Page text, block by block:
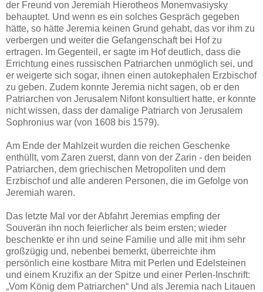
der Freund von Jeremiah Hierotheos Monemvasiysky
behauptet. Und wenn es ein solches Gespräch gegeben
hätte, so hätte Jeremia keinen Grund gehabt, das vor ihm zu
verbergen und weiter die Gefangenschaft bei Hof zu
ertragen. Im Gegenteil, er sagte im Hof ​​deutlich, dass die
Errichtung eines russischen Patriarchen unmöglich sei, und
er weigerte sich sogar, ihnen einen autokephalen Erzbischof
zu geben. Zudem konnte Jeremia nicht sagen, ob er den
Patriarchen von Jerusalem Nifont konsultiert hatte, er konnte
nicht wissen, dass der damalige Patriarch von Jerusalem
Sophronius war (von 1608 bis 1579).
Am Ende der Mahlzeit wurden die reichen Geschenke
enthüllt, vom Zaren zuerst, dann von der Zarin - den beiden
Patriarchen, dem griechischen Metropoliten und dem
Erzbischof und alle anderen Personen, die im Gefolge von
Jeremiah waren.
Das letzte Mal vor der Abfahrt Jeremias empfing der
Souverän ihn noch feierlicher als beim ersten; wieder
beschenkte er ihn und seine Familie und alle mit ihm sehr
großzügig und, nebenbei bemerkt, überreichte ihm
persönlich eine kostbare Mitra mit Perlen und Edelsteinen
und einem Kruzifix an der Spitze und einer Perlen-Inschrift:
„Vom König dem Patriarchen“ Und als Jeremia nach Litauen